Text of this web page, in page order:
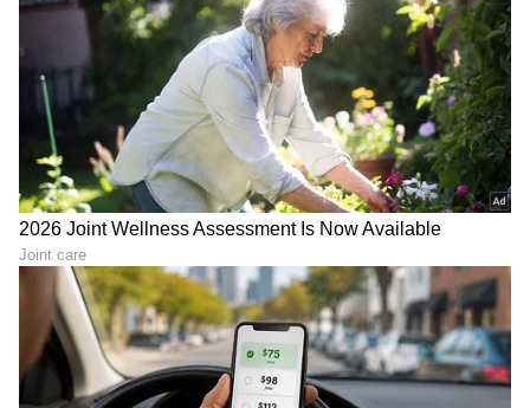
Vastu for wallet: ಪರ್ಸ್‌ನಲ್ಲಿ
ಈ ಫೋಟೋ ಇಟ್ಕೊಳ್ಳಿ, ಆ ವಸ್ತು
ಎಸೆದುಬಿಡಿ.. ಯಾಕೆಂದು ತಿಳ್ಕೊಳ್ಳಿ
ಕೈ-ಕಾಲಿಗೆ ಹಚ್ಚುವ ಮೆಹಂದಿ ಗಾಢ
ಬಣ್ಣ ಬರಬೇಕಾ? ಸುಲಭದ ಟಿಪ್ಸ್​
ಫಾಲೋ ಮಾಡಿ ಅಂದ ನೋಡಿ
ವಾರದ ಈ 4 ದಿನ ತಪ್ಪಿಯೂ ತಲೆ
ಎಣ್ಣೆ ಹಚ್ಚಬೇಡಿ… ಹಚ್ಚಿದ್ರೋ
ಜೀವನ ಬರ್ಬಾದ್
ರಾಹುವಿನ ರಿವರ್ಸ್ ಆಟ ಶುರು,
ಮುಂದಿನ 8 ತಿಂಗಳು ಈ 5
ರಾಶಿಗಳಿಗೆ ಸಂಕಷ್ಟ ತಪ್ಪಿದ್ದಲ್ಲ
LATEST VIDEOS